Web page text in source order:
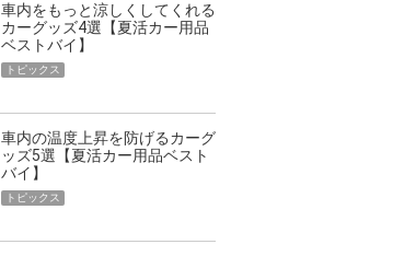
車内をもっと涼しくしてくれる
カーグッズ4選【夏活カー用品
ベストバイ】
トピックス
車内の温度上昇を防げるカーグ
ッズ5選【夏活カー用品ベスト
バイ】
トピックス